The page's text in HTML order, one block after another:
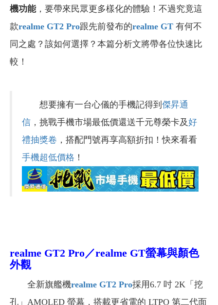
機功能，要帶來民眾更多樣化的體驗！不過究竟這
款realme GT2 Pro跟先前發布的realme GT 有何不
同之處？該如何選擇？本篇分析文將帶各位快速比
較！
想要擁有一台心儀的手機記得到 傑昇通
信 ，挑戰手機市場最低價還送千元尊榮卡及好
禮抽獎卷 ，搭配門號再享高額折扣！快來看看
手機超低價格 ！
realme GT2 Pro／realme GT螢幕與顏色
外觀
全新旗艦機realme GT2 Pro採用6.7 吋 2K「挖
孔」AMOLED 螢幕，搭載更省電的 LTPO 第二代面